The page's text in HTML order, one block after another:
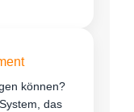
können?
das